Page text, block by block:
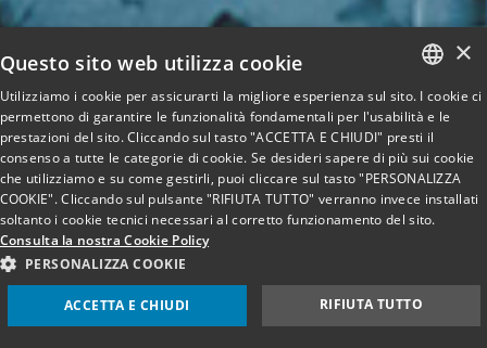
ITALIAN
ENGLISH
×
Questo sito web utilizza cookie
Utilizziamo i cookie per assicurarti la migliore esperienza sul sito. I cookie ci
permettono di garantire le funzionalità fondamentali per l'usabilità e le
prestazioni del sito. Cliccando sul tasto "ACCETTA E CHIUDI" presti il
consenso a tutte le categorie di cookie. Se desideri sapere di più sui cookie
che utilizziamo e su come gestirli, puoi cliccare sul tasto "PERSONALIZZA
COOKIE". Cliccando sul pulsante "RIFIUTA TUTTO" verranno invece installati
soltanto i cookie tecnici necessari al corretto funzionamento del sito.
Consulta la nostra Cookie Policy
PERSONALIZZA COOKIE
ACCETTA E CHIUDI RIFIUTA TUTTO